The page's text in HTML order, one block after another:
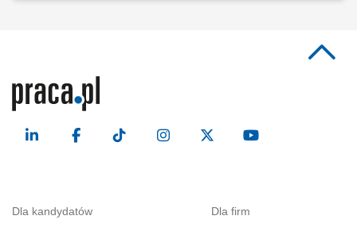
Dla kandydatów Dla firm